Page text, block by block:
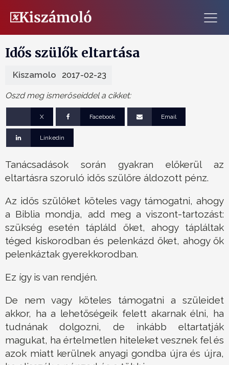
Idős szülők eltartása
Kiszamolo 2017-02-23
Oszd meg ismerőseiddel a cikket:
X Facebook Email
Linkedin
Tanácsadások során gyakran előkerül az
eltartásra szoruló idős szülőre áldozott pénz.
Az idős szülőket köteles vagy támogatni, ahogy
a Biblia mondja, add meg a viszont-tartozást:
szükség esetén tápláld őket, ahogy tápláltak
téged kiskorodban és pelenkázd őket, ahogy ők
pelenkáztak gyerekkorodban.
Ez így is van rendjén.
De nem vagy köteles támogatni a szüleidet
akkor, ha a lehetőségeik felett akarnak élni, ha
tudnának dolgozni, de inkább eltartatják
magukat, ha értelmetlen hiteleket vesznek fel és
azok miatt kerülnek anyagi gondba újra és újra,